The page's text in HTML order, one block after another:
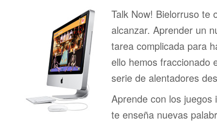
Talk Now! Bielorruso te
alcanzar. Aprender un
tarea complicada para
ello hemos fraccionado
serie de alentadores
Aprende con los juegos
te enseña nuevas